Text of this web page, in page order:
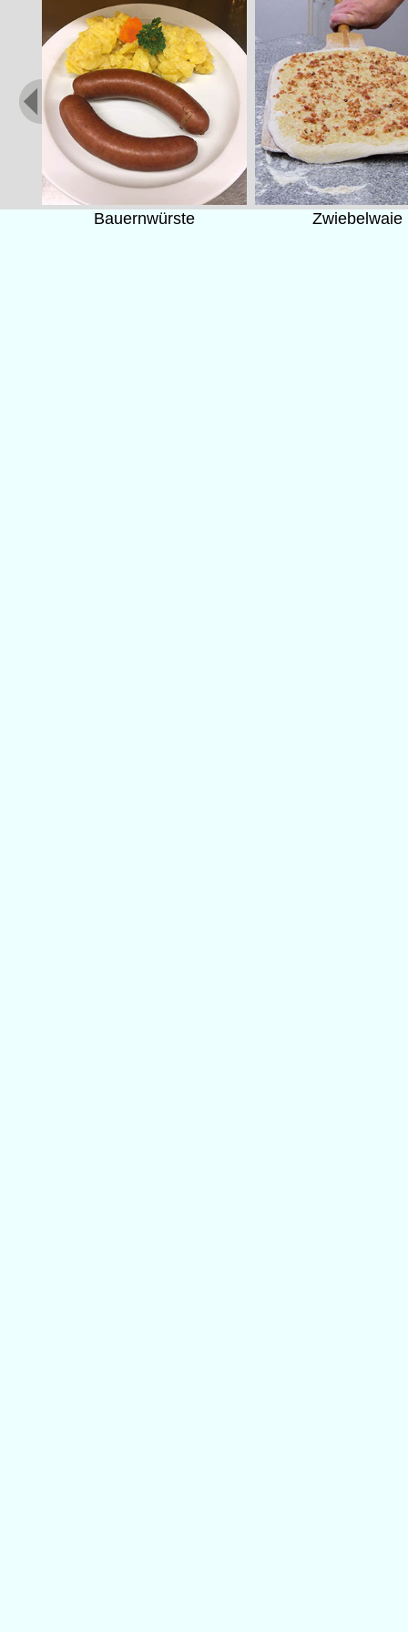
Bauernwürste Zwiebelwaie